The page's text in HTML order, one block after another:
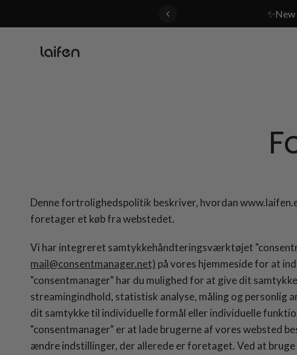
Denne fortrolighedspolitik beskriver, hvordan
foretager et køb fra webstedet.
Vi har integreret samtykkehåndteringsværktøjet
mail@consentmanager.net) på vores hjemmeside for at
"consentmanager" har du mulighed for at give dit
streamingindhold, statistisk analyse, måling og personlig
dit samtykke til individuelle formål eller individuelle
"consentmanager" er at lade brugerne af vores websted
ændre indstillinger, der allerede er foretaget. Ved at